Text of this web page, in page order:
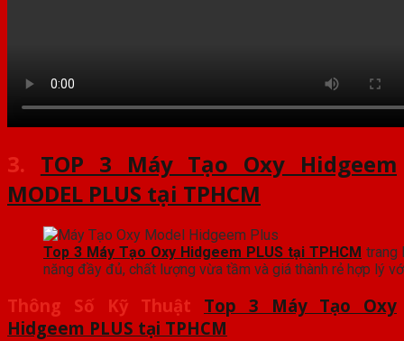
3. TOP 3 Máy Tạo Oxy Hidgeem
MODEL PLUS tại TPHCM
Top 3 Máy Tạo Oxy Hidgeem PLUS tại TPHCM trang
năng đầy đủ, chất lượng vừa tầm và giá thành rẻ hợp lý
Thông Số Kỹ Thuật Top 3 Máy Tạo Oxy
Hidgeem PLUS tại TPHCM